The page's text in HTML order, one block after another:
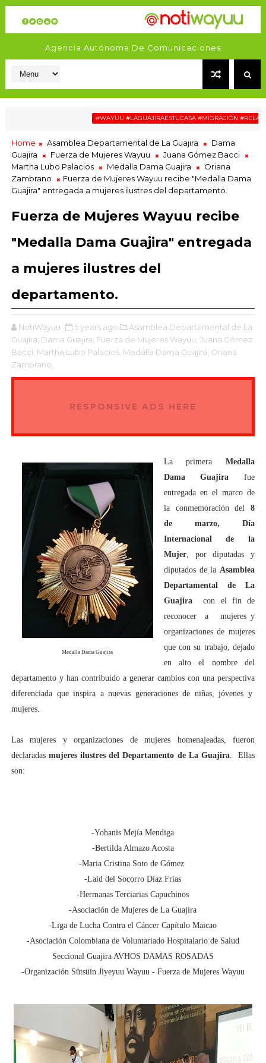
Agencia Autónoma De Comunicaciones
#WAYUU #LAGUAJIRAESTUCASA #MIGRACIÓN #RELATOSWAYUU
Home Asamblea Departamental de La Guajira
Dama
Guajira
Fuerza de Mujeres Wayuu
Juana Gómez Bacci
Martha Lubo Palacios
Medalla Dama Guajira
Oriana
Zambrano
Fuerza de Mujeres Wayuu recibe "Medalla Dama
Guajira" entregada a mujeres ilustres del departamento.
Fuerza de Mujeres Wayuu recibe
"Medalla Dama Guajira" entregada
a mujeres ilustres del
departamento.
NotiWayuu 5 years ago
Asamblea Departamental de La
Guajira, Dama Guajira, Fuerza de Mujeres Wayuu, Juana Gómez
Bacci, Martha Lubo Palacios, Medalla Dama Guajira, Oriana
Zambrano,
RESPONSIVE ADS HERE
Medalla Dama Guajira
La primeraMedalla
Dama Guajira fue
entregada en el marco de
la conmemoración del8
de marzo, Día
Internacional de la
Mujer, por diputadas y
diputados de la Asamblea
Departamental de La
Guajiracon el fin de
reconocer a mujeres y
organizaciones de mujeres
que con su trabajo, dejado
en alto el nombre del
departamento y han contribuido a generar cambios con una perspectiva
diferenciada que inspira a nuevas generaciones de niñas, jóvenes y
mujeres.
Las mujeres y organizaciones de mujeres homenajeadas, fueron
declaradasmujeres ilustres del Departamento de La Guajira. Ellas
son:
-Yohanis Mejía Mendiga
-Bertilda Almazo Acosta
-Maria Cristina Soto de Gómez
-Laid del Socorro Díaz Frías
-Hermanas Terciarias Capuchinos
-Asociación de Mujeres de La Guajira
-Liga de Lucha Contra el Cáncer Capítulo Maicao
-Asociación Colombiana de Voluntariado Hospitalario de Salud
Seccional Guajira AVHOS DAMAS ROSADAS
-Organización Sütsüin Jiyeyuu Wayuu - Fuerza de Mujeres Wayuu